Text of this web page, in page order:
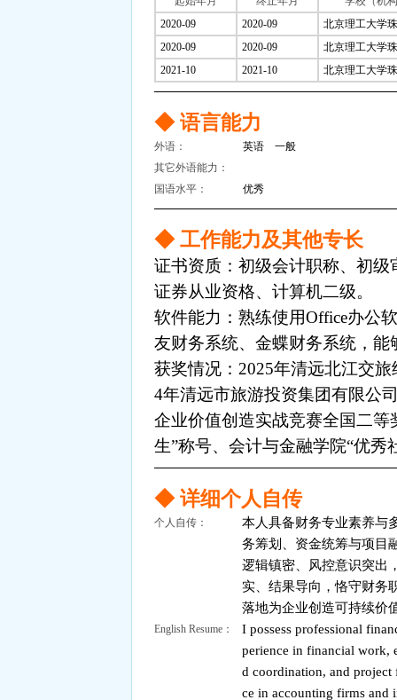
2020-09
2020-09
北京理工大学
2020-09
2020-09
北京理工大学
2021-10
2021-10 北京理工大学
◆ 语言能力
外语：
英语 一般
其它外语能力：
国语水平：
优秀
◆ 工作能力及其他专长
证书资质：初级会计职称、初
证券从业资格、计算机二级。
软件能力：熟练使用Office办公
友财务系统、金蝶财务系统，
获奖情况：2025年清远北江交
4年清远市旅游投资集团有限公
企业价值创造实战竞赛全国二
生”称号、会计与金融学院“优秀
◆ 详细个人自传
个人自传：
本人具备财务专业素养与
务筹划、资金统筹与项目
逻辑镇密、风控意识突出
实、结果导向，恪守财务
落地为企业创造可持续价
English Resume：
I possess professional
perience in financial work,
d coordination, and
ce in accounting firms and